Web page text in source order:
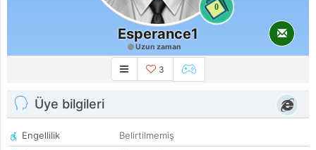
0
Esperance1
Uzun zaman
3
Üye bilgileri
Engellilik
Belirtilmemiş